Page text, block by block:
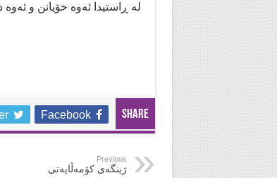
لە ڕاستیدا ئەوە خۆیانن و
Share
Facebook
Previous
ژینگەی کۆمەڵایەتی